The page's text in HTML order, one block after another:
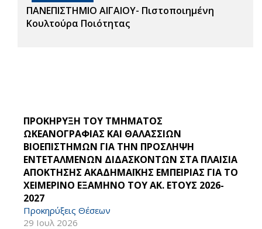
ΠΑΝΕΠΙΣΤΗΜΙΟ ΑΙΓΑΙΟΥ- Πιστοποιημένη
Κουλτούρα Ποιότητας
ΠΡΟΚΗΡΥΞΗ ΤΟΥ ΤΜΗΜΑΤΟΣ
ΩΚΕΑΝΟΓΡΑΦΊΑΣ ΚΑΙ ΘΑΛΑΣΣΊΩΝ
ΒΙΟΕΠΙΣΤΗΜΏΝ ΓΙΑ ΤΗΝ ΠΡΟΣΛΗΨΗ
ΕΝΤΕΤΑΛΜΕΝΩΝ ΔΙΔΑΣΚΟΝΤΩΝ ΣΤΑ ΠΛΑΙΣΙΑ
ΑΠΟΚΤΗΣΗΣ ΑΚΑΔΗΜΑΪΚΗΣ ΕΜΠΕΙΡΙΑΣ ΓΙΑ ΤΟ
ΧΕΙΜΕΡΙΝΟ ΕΞΑΜΗΝΟ ΤΟΥ ΑΚ. ΕΤΟΥΣ 2026-
2027
Προκηρύξεις Θέσεων
29 Ιουλ 2026